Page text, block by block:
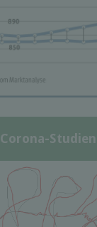
Corona-Studien